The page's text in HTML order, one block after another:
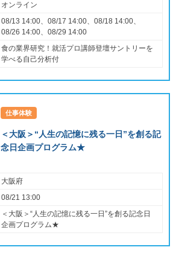
オンライン
08/13 14:00、08/17 14:00、08/18 14:00、
08/26 14:00、08/29 14:00
食の業界研究！就活プロ講師登壇サントリーを
学べる自己分析付
仕事体験
＜大阪＞“人生の記憶に残る一日”を創る記
念日企画プログラム★
大阪府
08/21 13:00
＜大阪＞“人生の記憶に残る一日”を創る記念日
企画プログラム★